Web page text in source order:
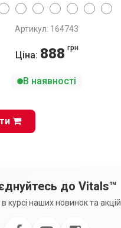
Артикул: 164743
Ціна: 888 грн
В наявності
до Vitals™
курсі наших новинок та акцій